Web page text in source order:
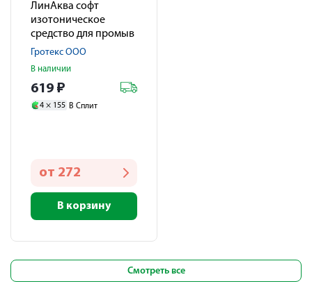
ЛинАква софт
изотоническое
средство для промыв
/ орошен. полости
Гротекс ООО
В наличии
619 ₽
4 × 155 В Сплит
от 272
В корзину
Смотреть все